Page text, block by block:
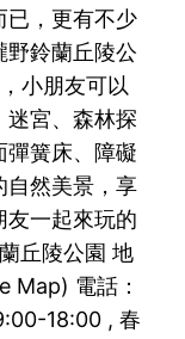
已，更有不少
野鈴蘭丘陵公
小朋友可以
迷宮、森林探
彈簧床、障礙
自然美景，享
友一起來玩的
丘陵公園 地
Map) 電話：
18:00 , 春